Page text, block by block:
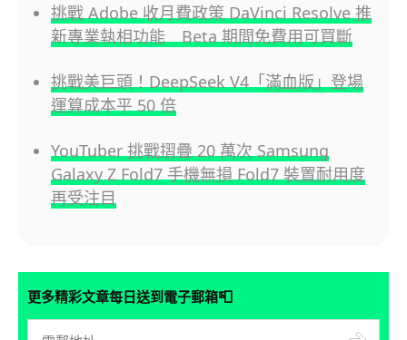
挑戰 Adobe 收月費政策 DaVinci Resolve 推
新專業執相功能 Beta 期間免費用可買斷
挑戰美巨頭！DeepSeek V4「滿血版」登場
運算成本平 50 倍
YouTuber 挑戰摺疊 20 萬次 Samsung
Galaxy Z Fold7 手機無損 Fold7 裝置耐用度
再受注目
更多精彩文章每日送到電子郵箱📮